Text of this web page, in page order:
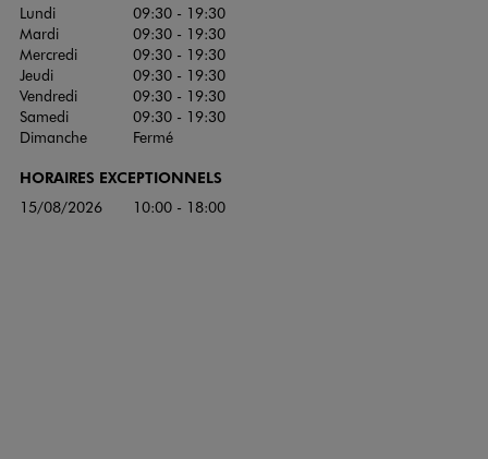
Lundi
09:30 - 19:30
Mardi
09:30 - 19:30
Mercredi
09:30 - 19:30
Jeudi
09:30 - 19:30
Vendredi
09:30 - 19:30
Samedi
09:30 - 19:30
Dimanche
Fermé
HORAIRES EXCEPTIONNELS
15/08/2026 10:00 - 18:00